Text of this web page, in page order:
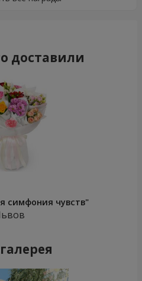
доставили
симфония чувств"